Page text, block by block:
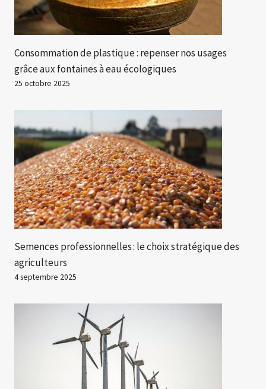
Consommation de plastique : repenser nos usages
grâce aux fontaines à eau écologiques
25 octobre 2025
Semences professionnelles : le choix stratégique des
agriculteurs
4 septembre 2025